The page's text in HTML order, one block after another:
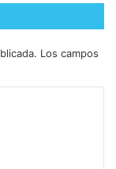
Los campos